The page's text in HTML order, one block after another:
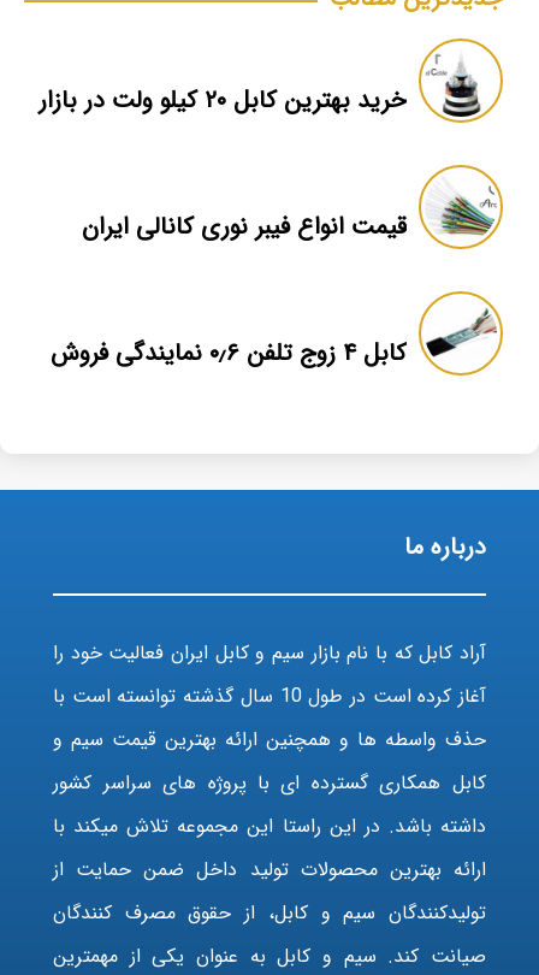
خرید بهترین کابل ۲۰ کیلو ولت در بازار
قیمت انواع فیبر نوری کانالی ایران
کابل ۴ زوج تلفن ۰٫۶ نمایندگی فروش
درباره ما
آراد کابل که با نام بازار سیم و کابل ایران فعالیت خود را
آغاز کرده است در طول 10 سال گذشته توانسته است با
حذف واسطه ها و همچنین ارائه بهترین قیمت سیم و
کابل همکاری گسترده ای با پروژه های سراسر کشور
داشته باشد. در این راستا این مجموعه تلاش میکند با
ارائه بهترین محصولات تولید داخل ضمن حمایت از
تولیدکنندگان سیم و کابل، از حقوق مصرف کنندگان
صیانت کند. سیم و کابل به عنوان یکی از مهمترین